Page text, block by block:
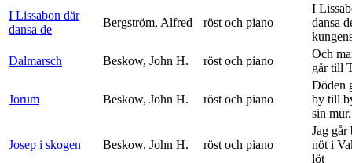
I Lissabon där
dansa de
Bergström, Alfred röst och piano
I
dansa
Dalmarsch
Beskow, John H. röst och piano
Och
går till
Jorum Beskow, John H. röst och piano
Döden
by till
sin
Josep i skogen Beskow, John H. röst och piano
Jag går
nöt i
löt